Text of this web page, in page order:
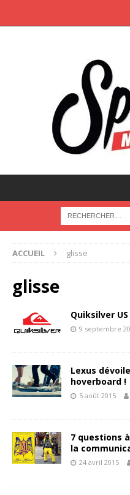
ACCUEIL glisse
glisse
Quiksilver
9 septembre
Lexus
hoverboard !
5 août 2015
7 questions
la
24 avril 2015